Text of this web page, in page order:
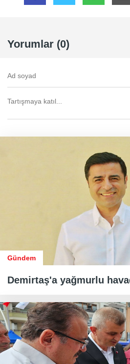
Yorumlar (0)
Gündem
Demirtaş'a yağmurlu